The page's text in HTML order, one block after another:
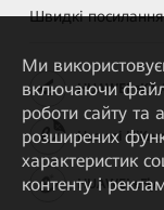
Швидкі посилання
HUAWEI eKit
Huawei
HUAWEI eFly
Ми
включаючи
роботи сайту та
розширених
характеристик
контенту і